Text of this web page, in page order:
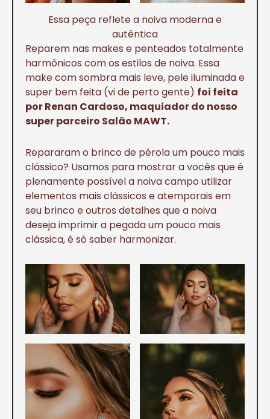
Essa peça reflete a noiva moderna e
autêntica
Reparem nas makes e penteados totalmente
harmônicos com os estilos de noiva. Essa
make com sombra mais leve, pele iluminada e
super bem feita (vi de perto gente) foi feita
por Renan Cardoso, maquiador do nosso
super parceiro Salão MAWT.
Repararam o brinco de pérola um pouco mais
clássico? Usamos para mostrar a vocês que é
plenamente possível a noiva campo utilizar
elementos mais clássicos e atemporais em
seu brinco e outros detalhes que a noiva
deseja imprimir a pegada um pouco mais
clássica, é só saber harmonizar.